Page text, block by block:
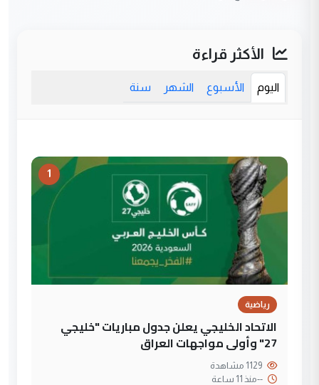
الأكثر قراءة
اليوم الأسبوع الشهر سنة
1
رياضية
الاتحاد الخليجي يعلن جدول مباريات "خليجي
27" وأولى مواجهات العراق
--منذ 11 ساعة